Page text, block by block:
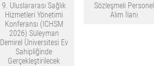
9. Uluslararası Sağlık
Hizmetleri Yönetimi
Konferansı (ICHSM
2026) Süleyman
Demirel Üniversitesi Ev
Sahipliğinde
Gerçekleştirilecek
Sözleşmeli Personel
Alım İlanı